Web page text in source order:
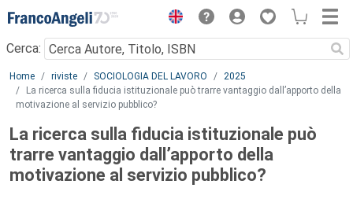
Menu
Cerca:
Main content
Home riviste SOCIOLOGIA DEL LAVORO
2025
La ricerca sulla fiducia istituzionale può trarre vantaggio dall’apporto della
motivazione al servizio pubblico?
La ricerca sulla fiducia istituzionale può
trarre vantaggio dall’apporto della
motivazione al servizio pubblico?